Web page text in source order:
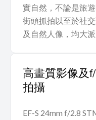
實自然，不論是旅
街頭抓拍以至於社
及自然人像，均大派
高畫質影像
拍攝
EF-S 24mm f/2.8